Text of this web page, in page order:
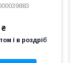
і в роздріб